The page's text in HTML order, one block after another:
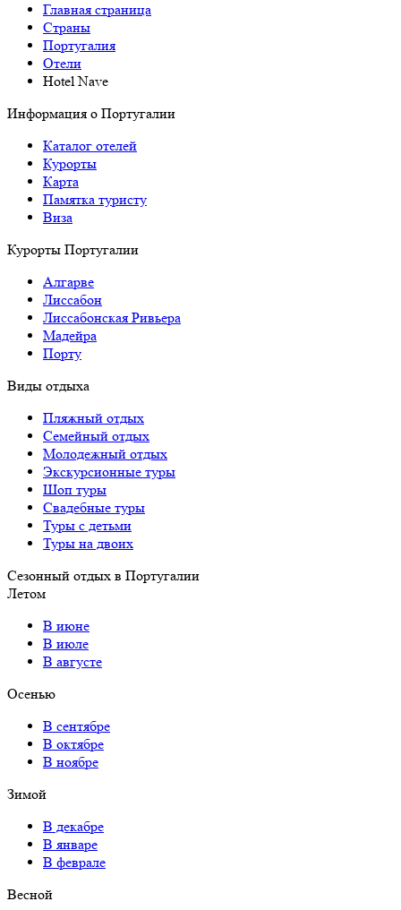
Главная страница
Cтраны
Португалия
Отели
Hotel Nave
Информация о Португалии
Каталог отелей
Курорты
Карта
Памятка туристу
Виза
Курорты Португалии
Алгарве
Лиссабон
Лиссабонская Ривьера
Мадейра
Порту
Виды отдыха
Пляжный отдых
Семейный отдых
Молодежный отдых
Экскурсионные туры
Шоп туры
Свадебные туры
Туры с детьми
Туры на двоих
Сезонный отдых в Португалии
Летом
В июне
В июле
В августе
Осенью
В сентябре
В октябре
В ноябре
Зимой
В декабре
В январе
В феврале
Весной